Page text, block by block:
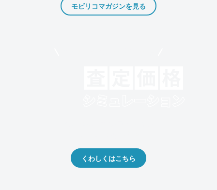
モビリコマガジンを見る
くわしくはこちら